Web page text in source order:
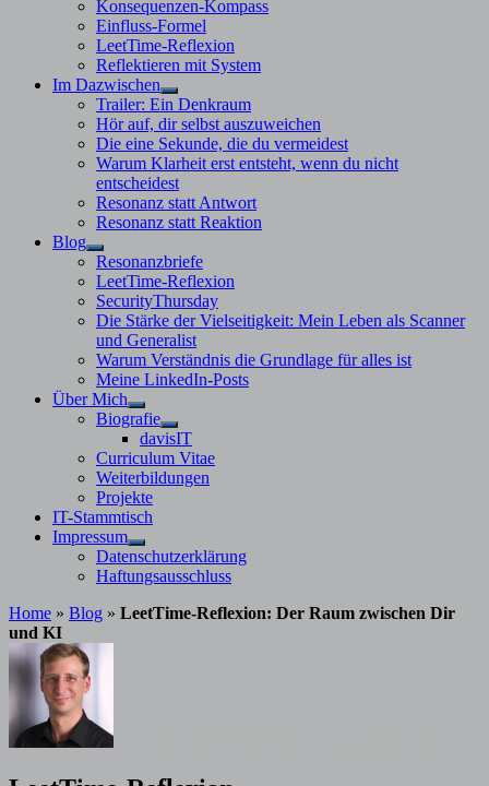
Konsequenzen-Kompass
Einfluss-Formel
LeetTime-Reflexion
Reflektieren mit System
Im Dazwischen
Untermenü
anzeigen
Trailer: Ein Denkraum
Hör auf, dir selbst auszuweichen
Die eine Sekunde, die du vermeidest
Warum Klarheit erst entsteht, wenn du nicht
entscheidest
Resonanz statt Antwort
Resonanz statt Reaktion
Blog
Untermenü
anzeigen
Resonanzbriefe
LeetTime-Reflexion
SecurityThursday
Die Stärke der Vielseitigkeit: Mein Leben als Scanner
und Generalist
Warum Verständnis die Grundlage für alles ist
Meine LinkedIn-Posts
Über Mich
Untermenü
anzeigen
Biografie
Untermenü
anzeigen
davisIT
Curriculum Vitae
Weiterbildungen
Projekte
IT-Stammtisch
Impressum
Untermenü
anzeigen
Datenschutzerklärung
Haftungsausschluss
Home » Blog » LeetTime-Reflexion: Der Raum zwischen Dir
und KI